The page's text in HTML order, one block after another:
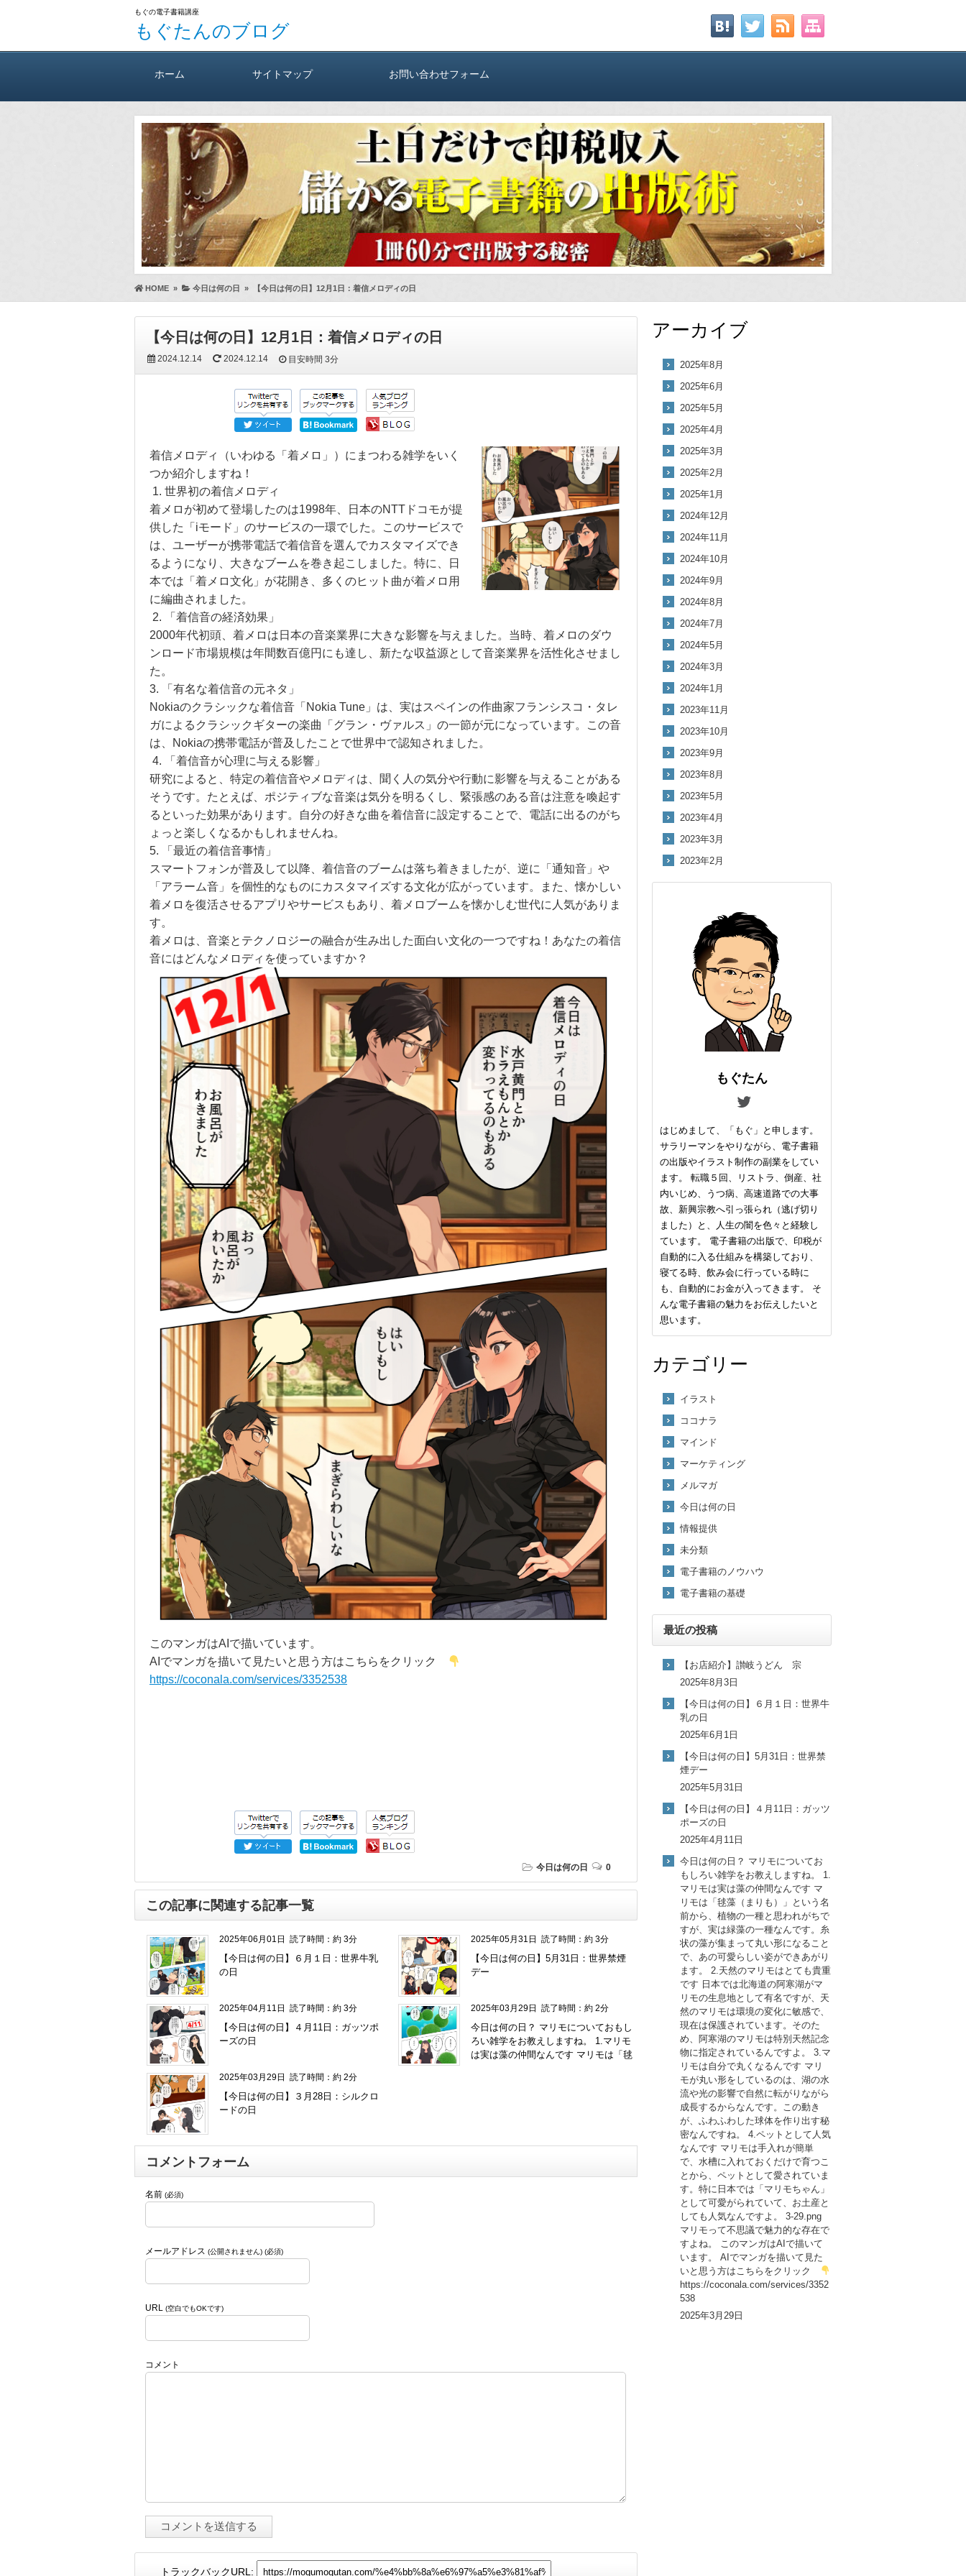
もぐの電子書籍講座
もぐたんのブログ
ホーム サイトマップ お問い合わせフォーム
HOME » 今日は何の日 » 【今日は何の日】12月1日：着信メロディの日
【今日は何の日】12月1日：着信メロディの日
2024.12.14 2024.12.14 目安時間3分
着信メロディ（いわゆる「着メロ」）にまつわる雑学をいく
つか紹介しますね！
1. 世界初の着信メロディ
着メロが初めて登場したのは1998年、日本のNTTドコモが提
供した「iモード」のサービスの一環でした。このサービスで
は、ユーザーが携帯電話で着信音を選んでカスタマイズでき
るようになり、大きなブームを巻き起こしました。特に、日
本では「着メロ文化」が花開き、多くのヒット曲が着メロ用
に編曲されました。
2. 「着信音の経済効果」
2000年代初頭、着メロは日本の音楽業界に大きな影響を与えました。当時、着メロのダウ
ンロード市場規模は年間数百億円にも達し、新たな収益源として音楽業界を活性化させまし
た。
3. 「有名な着信音の元ネタ」
Nokiaのクラシックな着信音「Nokia Tune」は、実はスペインの作曲家フランシスコ・タレ
ガによるクラシックギターの楽曲「グラン・ヴァルス」の一節が元になっています。この音
は、Nokiaの携帯電話が普及したことで世界中で認知されました。
4. 「着信音が心理に与える影響」
研究によると、特定の着信音やメロディは、聞く人の気分や行動に影響を与えることがある
そうです。たとえば、ポジティブな音楽は気分を明るくし、緊張感のある音は注意を喚起す
るといった効果があります。自分の好きな曲を着信音に設定することで、電話に出るのがち
ょっと楽しくなるかもしれませんね。
5. 「最近の着信音事情」
スマートフォンが普及して以降、着信音のブームは落ち着きましたが、逆に「通知音」や
「アラーム音」を個性的なものにカスタマイズする文化が広がっています。また、懐かしい
着メロを復活させるアプリやサービスもあり、着メロブームを懐かしむ世代に人気がありま
す。
着メロは、音楽とテクノロジーの融合が生み出した面白い文化の一つですね！あなたの着信
音にはどんなメロディを使っていますか？
このマンガはAIで描いています。
AIでマンガを描いて見たいと思う方はこちらをクリック
https://coconala.com/services/3352538
今日は何の日 0
この記事に関連する記事一覧
2025年06月01日 読了時間：約 3分
【今日は何の日】６月１日：世界牛乳
の日
2025年05月31日 読了時間：約 3分
【今日は何の日】5月31日：世界禁煙
デー
2025年04月11日 読了時間：約 3分
【今日は何の日】４月11日：ガッツポ
ーズの日
2025年03月29日 読了時間：約 2分
今日は何の日？ マリモについておもし
ろい雑学をお教えしますね。 1.マリモ
は実は藻の仲間なんです マリモは「毬
で、現在は保護されています。そのた
2025年03月29日 読了時間：約 2分
【今日は何の日】３月28日：シルクロ
ードの日
コメントフォーム
名前 (必須)
メールアドレス (公開されません) (必須)
URL (空白でもOKです)
コメント
トラックバックURL:
アーカイブ
2025年8月
2025年6月
2025年5月
2025年4月
2025年3月
2025年2月
2025年1月
2024年12月
2024年11月
2024年10月
2024年9月
2024年8月
2024年7月
2024年5月
2024年3月
2024年1月
2023年11月
2023年10月
2023年9月
2023年8月
2023年5月
2023年4月
2023年3月
2023年2月
もぐたん
はじめまして、「もぐ」と申します。
サラリーマンをやりながら、電子書籍
の出版やイラスト制作の副業をしてい
ます。 転職５回、リストラ、倒産、社
内いじめ、うつ病、高速道路での大事
故、新興宗教へ引っ張られ（逃げ切り
ました）と、人生の闇を色々と経験し
ています。 電子書籍の出版で、印税が
自動的に入る仕組みを構築しており、
寝てる時、飲み会に行っている時に
も、自動的にお金が入ってきます。 そ
んな電子書籍の魅力をお伝えしたいと
思います。
カテゴリー
イラスト
ココナラ
マインド
マーケティング
メルマガ
今日は何の日
情報提供
未分類
電子書籍のノウハウ
電子書籍の基礎
最近の投稿
【お店紹介】讃岐うどん 宗
2025年8月3日
【今日は何の日】６月１日：世界牛
乳の日
2025年6月1日
【今日は何の日】5月31日：世界禁
煙デー
2025年5月31日
【今日は何の日】４月11日：ガッツ
ポーズの日
2025年4月11日
今日は何の日？ マリモについてお
もしろい雑学をお教えしますね。 1.
マリモは実は藻の仲間なんです マ
リモは「毬藻（まりも）」という名
前から、植物の一種と思われがちで
すが、実は緑藻の一種なんです。糸
状の藻が集まって丸い形になること
で、あの可愛らしい姿ができあがり
ます。 2.天然のマリモはとても貴重
です 日本では北海道の阿寒湖がマ
リモの生息地として有名ですが、天
然のマリモは環境の変化に敏感で、
現在は保護されています。そのた
め、阿寒湖のマリモは特別天然記念
物に指定されているんですよ。 3.マ
リモは自分で丸くなるんです マリ
モが丸い形をしているのは、湖の水
流や光の影響で自然に転がりながら
成長するからなんです。この動き
が、ふわふわした球体を作り出す秘
密なんですね。 4.ペットとして人気
なんです マリモは手入れが簡単
で、水槽に入れておくだけで育つこ
とから、ペットとして愛されていま
す。特に日本では「マリモちゃん」
として可愛がられていて、お土産と
しても人気なんですよ。 3-29.png
マリモって不思議で魅力的な存在で
すよね。 このマンガはAIで描いて
います。 AIでマンガを描いて見た
いと思う方はこちらをクリック
https://coconala.com/services/3352
538
2025年3月29日